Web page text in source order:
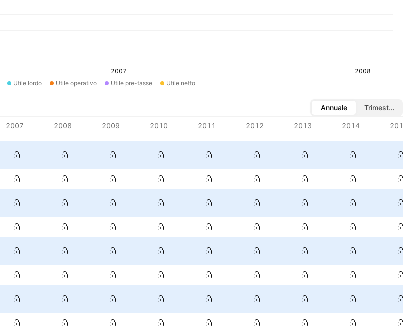
2007
2008
Utile lordo Utile operativo Utile pre-tasse Utile netto
Annuale
Trimestrale
2007 2008 2009 2010 2011 2012 2013 2014 2015